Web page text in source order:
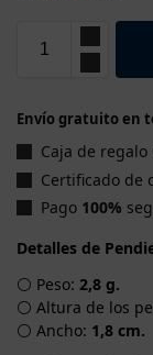
Envío gratuito en
Caja de regalo
Certificado de
Pago 100%
Detalles de
⚪ Peso: 2,8 g.
⚪ Altura de los
⚪ Ancho: 1,8 cm.